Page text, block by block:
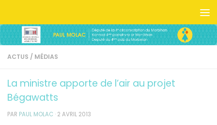
ACTUS / MÉDIAS
La ministre apporte de l’air au projet
Bégawatts
PAR PAUL MOLAC · 2 AVRIL 2013